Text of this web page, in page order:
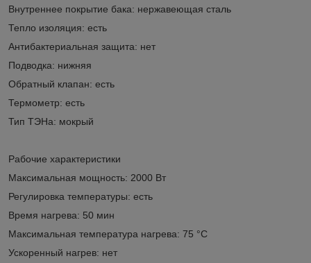
Внутреннее покрытие бака: нержавеющая сталь
Тепло изоляция: есть
Антибактериальная защита: нет
Подводка: нижняя
Обратный клапан: есть
Термометр: есть
Тип ТЭНа: мокрый
Рабочие характеристики
Максимальная мощность: 2000 Вт
Регулировка температуры: есть
Время нагрева: 50 мин
Максимальная температура нагрева: 75 °C
Ускоренный нагрев: нет